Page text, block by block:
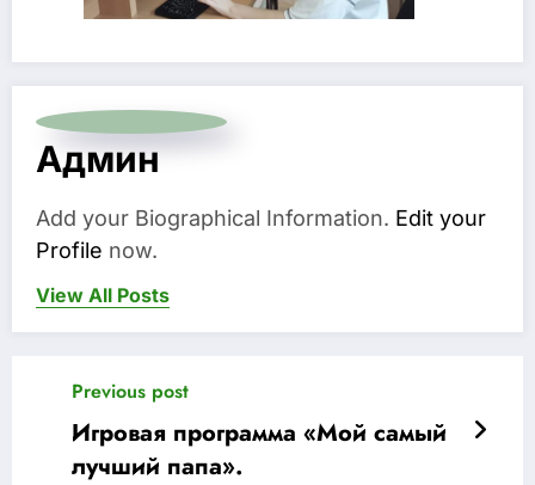
Админ
Add your Biographical Information. Edit your
Profile now.
View All Posts
Previous post
Игровая программа «Мой самый
лучший папа».